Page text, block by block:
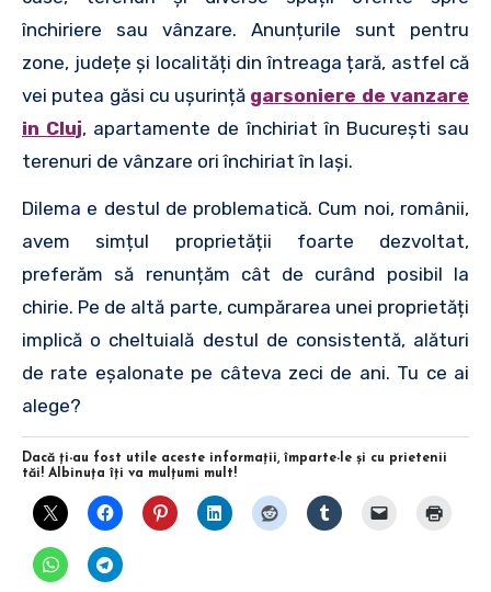
închiriere sau vânzare. Anunțurile sunt pentru
zone, județe și localități din întreaga țară, astfel că
vei putea găsi cu ușurință garsoniere de vanzare
in Cluj, apartamente de închiriat în București sau
terenuri de vânzare ori închiriat în Iași.
Dilema e destul de problematică. Cum noi, românii,
avem simțul proprietății foarte dezvoltat,
preferăm să renunțăm cât de curând posibil la
chirie. Pe de altă parte, cumpărarea unei proprietăți
implică o cheltuială destul de consistentă, alături
de rate eșalonate pe câteva zeci de ani. Tu ce ai
alege?
Dacă ţi-au fost utile aceste informaţii, împarte-le şi cu prietenii
tăi! Albinuţa îţi va mulţumi mult!